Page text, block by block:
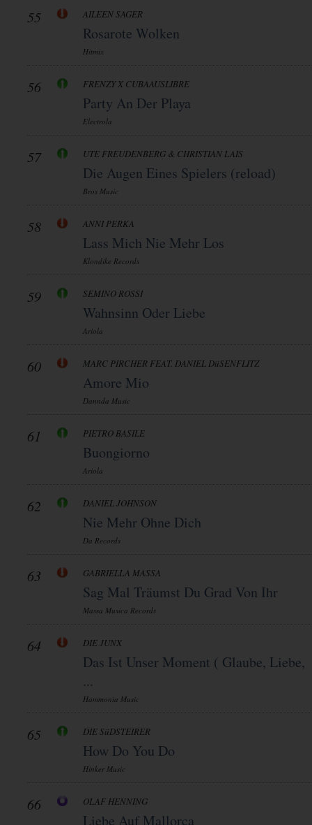
55 AILEEN SAGER
Rosarote Wolken
Hitmix
56 FRENZY X CUBAAUSLIBRE
Party An Der Playa
Electrola
57 UTE FREUDENBERG & CHRISTIAN LAIS
Die Augen Eines Spielers (reload)
Bros Music
58 ANNI PERKA
Lass Mich Nie Mehr Los
Klondike Records
59 SEMINO ROSSI
Wahnsinn Oder Liebe
Ariola
60 MARC PIRCHER FEAT. DANIEL DüSENFLITZ
Amore Mio
Dannda Music
61 PIETRO BASILE
Buongiorno
Ariola
62 DANIEL JOHNSON
Nie Mehr Ohne Dich
Da Records
63 GABRIELLA MASSA
Sag Mal Träumst Du Grad Von Ihr
Massa Musica Records
64 DIE JUNX
Das Ist Unser Moment ( Glaube, Liebe,
...
Hammonia Music
65 DIE SüDSTEIRER
How Do You Do
Hinker Music
66 OLAF HENNING
Liebe Auf Mallorca